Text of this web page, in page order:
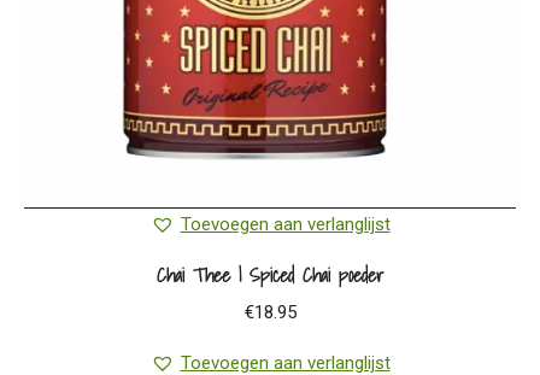
Toevoegen aan verlanglijst
Chai Thee | Spiced Chai poeder
€18.95
Toevoegen aan verlanglijst